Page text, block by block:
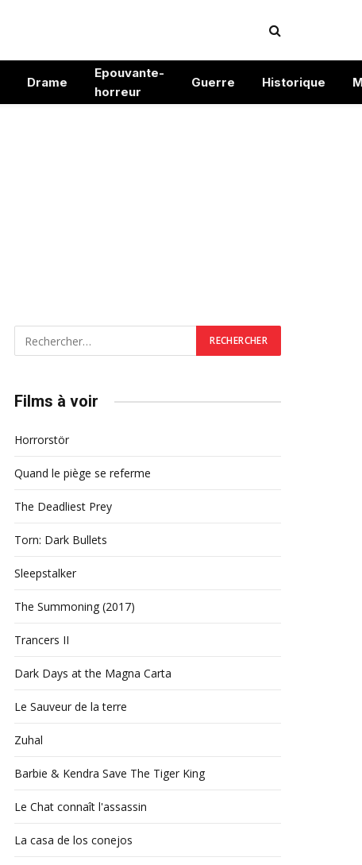
Drame
Epouvante-
horreur
Guerre Historique
Films à voir
Horrorstör
Quand le piège se referme
The Deadliest Prey
Torn: Dark Bullets
Sleepstalker
The Summoning (2017)
Trancers II
Dark Days at the Magna Carta
Le Sauveur de la terre
Zuhal
Barbie & Kendra Save The Tiger King
Le Chat connaît l'assassin
La casa de los conejos